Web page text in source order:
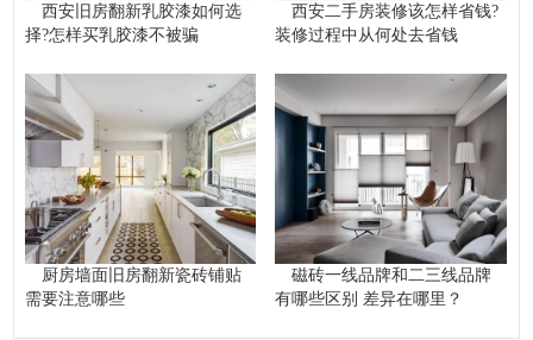
西安旧房翻新乳胶漆如何选
择?怎样买乳胶漆不被骗
西安二手房装修该怎样省钱?
装修过程中从何处去省钱
厨房墙面旧房翻新瓷砖铺贴
需要注意哪些
磁砖一线品牌和二三线品牌
有哪些区别 差异在哪里？